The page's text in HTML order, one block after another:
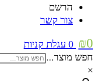
הרשם
צור קשר
₪0
0 עגלת קניות
חפש מוצר...
×